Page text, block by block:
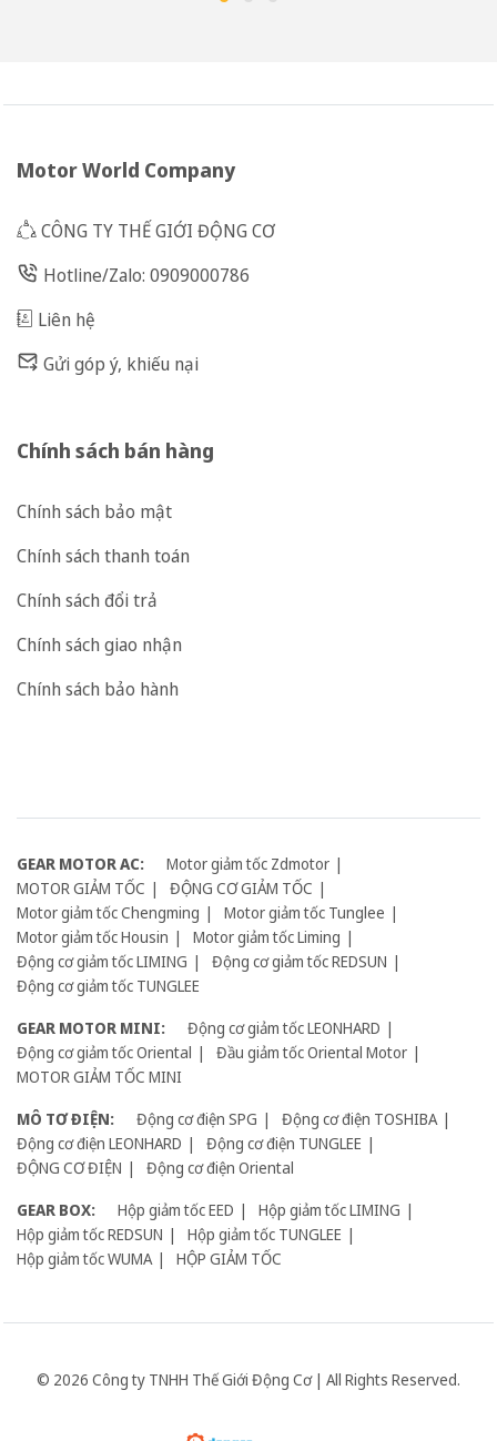
Motor World Company
CÔNG TY THẾ GIỚI ĐỘNG CƠ
Hotline/Zalo: 0909000786
Liên hệ
Gửi góp ý, khiếu nại
Chính sách bán hàng
Chính sách bảo mật
Chính sách thanh toán
Chính sách đổi trả
Chính sách giao nhận
Chính sách bảo hành
GEAR MOTOR AC:
Motor giảm tốc Zdmotor
MOTOR GIẢM TỐC
ĐỘNG CƠ GIẢM TỐC
Motor giảm tốc Chengming
Motor giảm tốc Tunglee
Motor giảm tốc Housin
Motor giảm tốc Liming
Động cơ giảm tốc LIMING
Động cơ giảm tốc REDSUN
Động cơ giảm tốc TUNGLEE
GEAR MOTOR MINI:
Động cơ giảm tốc LEONHARD
Động cơ giảm tốc Oriental
Đầu giảm tốc Oriental Motor
MOTOR GIẢM TỐC MINI
MÔ TƠ ĐIỆN:
Động cơ điện SPG
Động cơ điện TOSHIBA
Động cơ điện LEONHARD
Động cơ điện TUNGLEE
ĐỘNG CƠ ĐIỆN
Động cơ điện Oriental
GEAR BOX:
Hộp giảm tốc EED
Hộp giảm tốc LIMING
Hộp giảm tốc REDSUN
Hộp giảm tốc TUNGLEE
Hộp giảm tốc WUMA
HỘP GIẢM TỐC
© 2026 Công ty TNHH Thế Giới Động Cơ | All Rights Reserved.